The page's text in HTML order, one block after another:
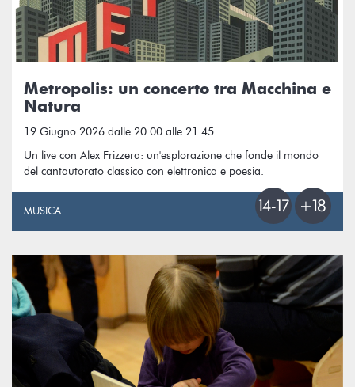
Metropolis: un concerto tra Macchina e
Natura
19 Giugno 2026 dalle 20.00 alle 21.45
Un live con Alex Frizzera: un'esplorazione che fonde il mondo
del cantautorato classico con elettronica e poesia.
MUSICA